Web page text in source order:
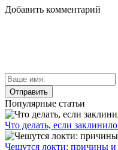
Добавить комментарий
Популярные статьи
Что делать, если
Чешутся локти: причины и